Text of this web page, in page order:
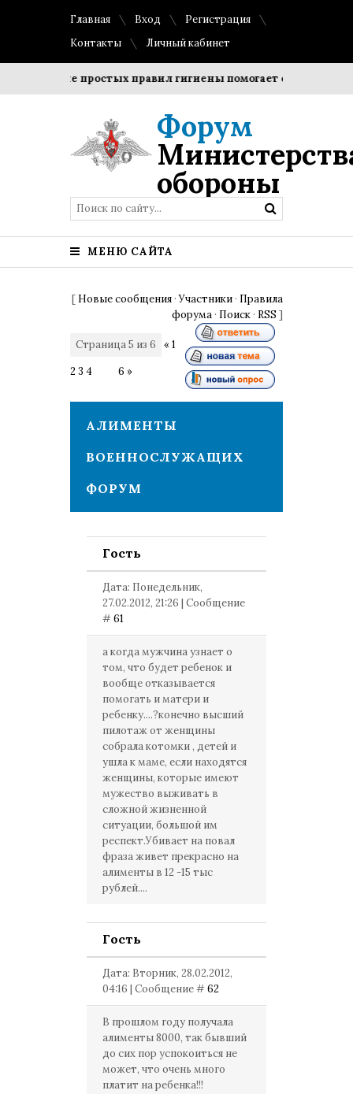
Главная Вход
Регистрация
Контакты
Личный кабинет
простых правил гигиены помогает сохранить
Форум
обороны
МЕНЮ САЙТА
[ Новые сообщения ·Участники · Правила
форума · Поиск · RSS ]
Страница5 из 6 « 1
2 3 4 6 »
АЛИМЕНТЫ
ВОЕННОСЛУЖАЩИХ
ФОРУМ
Гость
Дата: Понедельник,
27.02.2012, 21:26 | Сообщение
#61
а когда мужчина узнает о
том, что будет ребенок и
вообще отказывается
помогать и матери и
ребенку....?конечно высший
пилотаж от женщины
собрала котомки , детей и
ушла к маме, если находятся
женщины, которые имеют
мужество выживать в
сложной жизненной
ситуации, большой им
респект.Убивает на повал
фраза живет прекрасно на
алименты в 12 -15 тыс
рублей....
Гость
Дата: Вторник, 28.02.2012,
04:16 | Сообщение #62
В прошлом году получала
алименты 8000, так бывший
до сих пор успокоиться не
может, что очень много
платит на ребенка!!!